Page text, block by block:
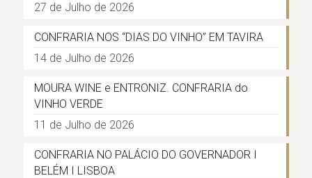
27 de Julho de 2026
CONFRARIA NOS “DIAS DO VINHO” EM TAVIRA
14 de Julho de 2026
MOURA WINE e ENTRONIZ. CONFRARIA do
VINHO VERDE
11 de Julho de 2026
CONFRARIA NO PALÁCIO DO GOVERNADOR I
BELÉM I LISBOA